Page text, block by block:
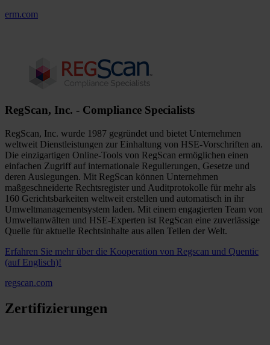
erm.com
RegScan, Inc. - Compliance Specialists
RegScan, Inc. wurde 1987 gegründet und bietet Unternehmen
weltweit Dienstleistungen zur Einhaltung von HSE-Vorschriften an.
Die einzigartigen Online-Tools von RegScan ermöglichen einen
einfachen Zugriff auf internationale Regulierungen, Gesetze und
deren Auslegungen. Mit RegScan können Unternehmen
maßgeschneiderte Rechtsregister und Auditprotokolle für mehr als
160 Gerichtsbarkeiten weltweit erstellen und automatisch in ihr
Umweltmanagementsystem laden. Mit einem engagierten Team von
Umweltanwälten und HSE-Experten ist RegScan eine zuverlässige
Quelle für aktuelle Rechtsinhalte aus allen Teilen der Welt.
Erfahren Sie mehr über die Kooperation von Regscan und Quentic
(auf Englisch)!
regscan.com
Zertifizierungen